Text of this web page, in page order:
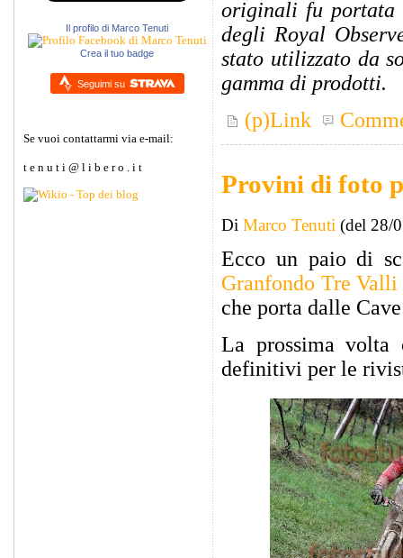
Il profilo di Marco Tenuti
Crea il tuo badge
Seguimi su
Se vuoi contattarmi via e-mail:
t e n u t i @ l i b e r o . i t
originali fu portata
degli Royal
stato utilizzato da
gamma di prodotti.
(p)Link
Provini di foto
Di Marco Tenuti (del 28/
Ecco un paio di
Granfondo Tre Valli
che porta dalle
La prossima
definitivi per le